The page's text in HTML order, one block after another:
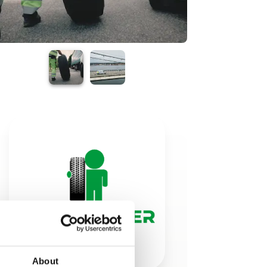
About